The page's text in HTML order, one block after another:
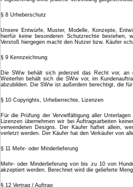
§ 8 Urheberschutz
Unsere Entwürfe, Muster, Modelle, Konzepte,
hierfür keine besonderen Schutzrechte bestehen,
Verstoß hiergegen macht den Nutzer bzw. Käufer
§ 9 Kennzeichnung
Die SWw behält sich jederzeit das Recht vor, an
Weiterhin behält sich die SWw vor, im
abzubilden. Die SWw ist außerdem berechtigt, die
§ 10 Copyrights, Urheberrechte, Lizenzen
Für die Prüfung der Vervielfältigung aller
Lizenzen übernehmen wir bei Auftragsarbeiten
verwendeten Designs. Der Käufer haftet allein,
verletzt werden. Der Käufer hat den Verkäufer von
§ 11 Mehr- oder Minderlieferung
Mehr- oder Minderlieferung von bis zu 10 von
akzeptiert werden. Berechnet wird die gelieferte
§ 12 Vertrag / Auftrag